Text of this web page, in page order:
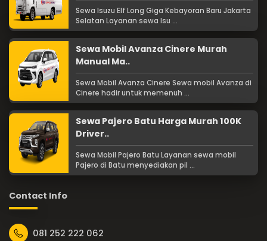
Sewa Isuzu Elf Long Giga Kebayoran Baru Jakarta
Selatan Layanan sewa Isu ...
Sewa Mobil Avanza Cinere Murah
Manual Ma..
Sewa Mobil Avanza Cinere Sewa mobil Avanza di
Cinere hadir untuk memenuh ...
Sewa Pajero Batu Harga Murah 100K
Driver..
Sewa Mobil Pajero Batu Layanan sewa mobil
Pajero di Batu menyediakan pil ...
Contact Info
081 252 222 062